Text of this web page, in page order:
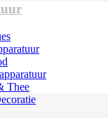
Thee